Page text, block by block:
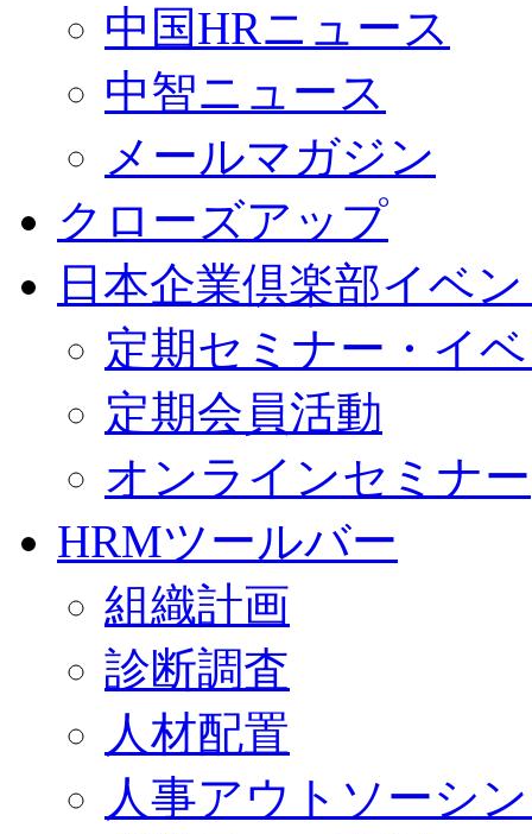
中国HRニュース
中智ニュース
メールマガジン
クローズアップ
日本企業倶楽部イベ
定期セミナー・イ
定期会員活動
オンラインセミナー
HRMツールバー
組織計画
診断調査
人材配置
人事アウトソーシ